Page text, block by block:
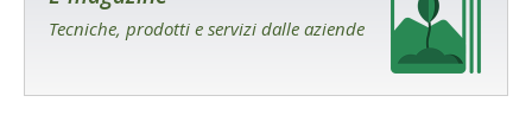
Tecniche, prodotti e servizi dalle aziende